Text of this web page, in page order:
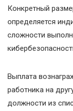
Конкретный
определяется
сложности
Выплата
работника на
должности из